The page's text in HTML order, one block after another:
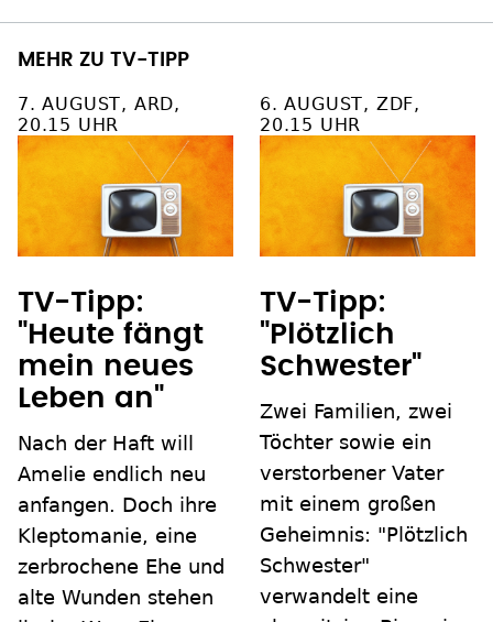
MEHR ZU TV-TIPP
7. AUGUST, ARD,
20.15 UHR
TV-Tipp:
"Heute fängt
mein neues
Leben an"
Nach der Haft will
Amelie endlich neu
anfangen. Doch ihre
Kleptomanie, eine
zerbrochene Ehe und
alte Wunden stehen
6. AUGUST, ZDF,
20.15 UHR
TV-Tipp:
"Plötzlich
Schwester"
Zwei Familien, zwei
Töchter sowie ein
verstorbener Vater
mit einem großen
Geheimnis: "Plötzlich
Schwester"
verwandelt eine